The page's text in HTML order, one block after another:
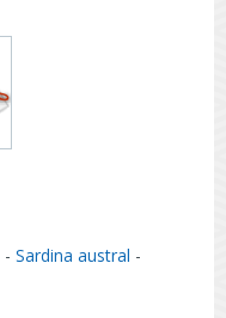
- Sardina austral -